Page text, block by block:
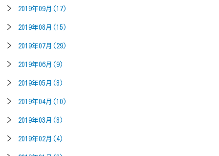
2019年09月(17)
2019年08月(15)
2019年07月(29)
2019年06月(9)
2019年05月(8)
2019年04月(10)
2019年03月(8)
2019年02月(4)